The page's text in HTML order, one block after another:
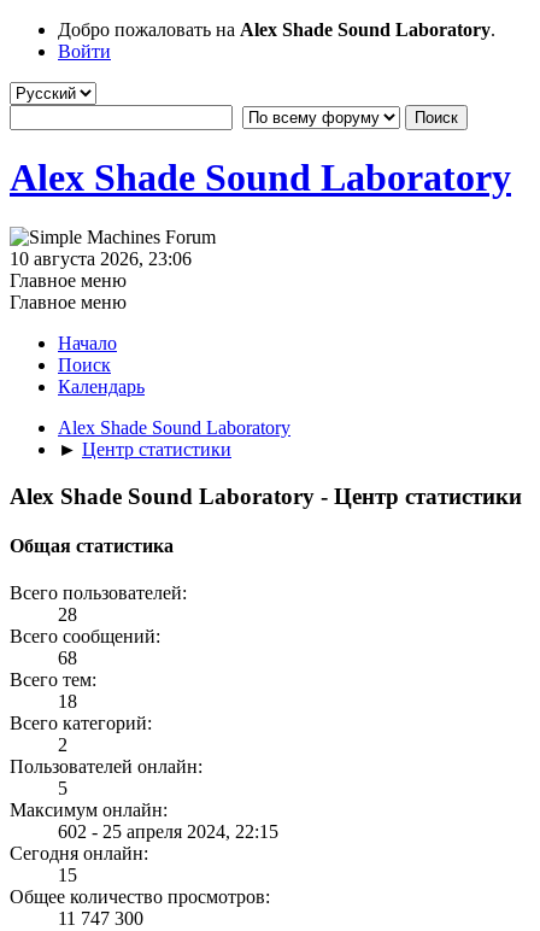
Добро пожаловать на Alex Shade Sound Laboratory.
Войти
Alex Shade Sound Laboratory
10 августа 2026, 23:06
Главное меню
Главное меню
Начало
Поиск
Календарь
Alex Shade Sound Laboratory
► Центр статистики
Alex Shade Sound Laboratory - Центр статистики
Общая статистика
Всего пользователей:
28
Всего сообщений:
68
Всего тем:
18
Всего категорий:
2
Пользователей онлайн:
5
Максимум онлайн:
602 - 25 апреля 2024, 22:15
Сегодня онлайн:
15
Общее количество просмотров:
11 747 300